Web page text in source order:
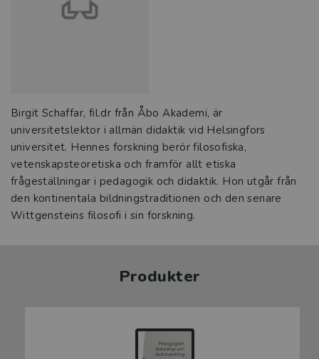
Birgit Schaffar, fil.dr från Åbo Akademi, är
universitetslektor i allmän didaktik vid Helsingfors
universitet. Hennes forskning berör filosofiska,
vetenskapsteoretiska och framför allt etiska
frågeställningar i pedagogik och didaktik. Hon utgår från
den kontinentala bildningstraditionen och den senare
Wittgensteins filosofi i sin forskning.
Produkter